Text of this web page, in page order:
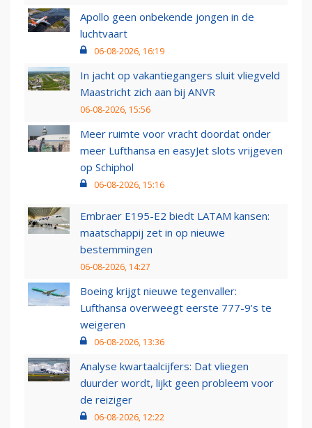
Apollo geen onbekende jongen in de
luchtvaart
06-08-2026, 16:19
In jacht op vakantiegangers sluit vliegveld
Maastricht zich aan bij ANVR
06-08-2026, 15:56
Meer ruimte voor vracht doordat onder
meer Lufthansa en easyJet slots vrijgeven
op Schiphol
06-08-2026, 15:16
Embraer E195-E2 biedt LATAM kansen:
maatschappij zet in op nieuwe
bestemmingen
06-08-2026, 14:27
Boeing krijgt nieuwe tegenvaller:
Lufthansa overweegt eerste 777-9’s te
weigeren
06-08-2026, 13:36
Analyse kwartaalcijfers: Dat vliegen
duurder wordt, lijkt geen probleem voor
de reiziger
06-08-2026, 12:22